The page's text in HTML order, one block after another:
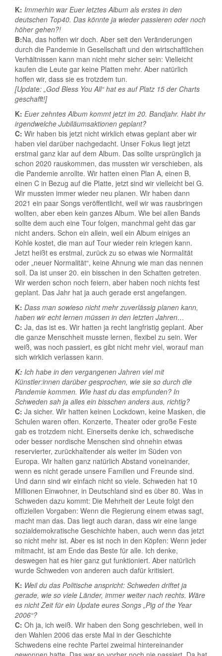
K: Immerhin war Euer letztes Album als erstes in den
deutschen Top40. Das könnte ja wieder passieren oder noch
höher gehen?!
B:Na, das hoffen wir doch. Aber seit den Veränderungen
durch die Pandemie in Gesellschaft und den wirtschaftlichen
Verhältnissen kann man nicht mehr sicher sein: Vielleicht
kaufen die Leute gar keine Platten mehr. Aber natürlich
hoffen wir, dass sie es trotzdem tun.
[Update: „God Bless You All“ hat es auf Platz 15 der Charts
geschafft!]
K: Euer zehntes Album kommt jetzt im 20. Bandjahr. Habt ihr
irgendwelche Jubiläumsaktionen geplant?
C: Wir haben bis jetzt nicht wirklich etwas geplant aber wir
haben viel darüber nachgedacht. Unser Fokus liegt jetzt
erstmal ganz klar auf dem Album. Das sollte ursprünglich ja
schon 2020 rauskommen, das mussten wir verschieben, als
die Pandemie anrollte. Wir hatten einen Plan A, einen B,
einen C in Bezug auf die Platte, jetzt sind wir vielleicht bei G.
Wir mussten immer wieder neu planen. Wir haben dann
2021 ein paar Songs veröffentlicht, weil wir was rausbringen
wollten, aber eben kein ganzes Album. Wie bei allen Bands
sollte dem auch eine Tour folgen, manchmal geht das gar
nicht anders. Schon ein allein, weil ein Album einiges an
Kohle kostet, die man auf Tour wieder rein kriegen kann.
Jetzt heißt es erstmal, zurück zu so etwas wie Normalität
oder „neuer Normalität“, keine Ahnung wie man das nennen
soll. Da ist unser 20. ein bisschen in den Schatten getreten.
Wir werden schon noch feiern, aber haben noch nichts fest
geplant. Das Jahr hat ja auch gerade erst angefangen.
K: Dass man sowieso nicht mehr zuverlässig planen kann,
haben wir echt lernen müssen in den letzten Jahren…
C: Ja, das ist es. Wir hatten ja recht langfristig geplant. Aber
die ganze Menschheit musste lernen, flexibel zu sein. Wer
weiß, was noch passiert, es gibt nicht mehr viel, worauf man
sich wirklich verlassen kann.
K: Ich habe in den vergangenen Jahren viel mit
Künstler:innen darüber gesprochen, wie sie so durch die
Pandemie kommen. Wie hast du das empfunden? In
Schweden sah ja alles ein bisschen anders aus, richtig?
C: Ja sicher. Wir hatten keinen Lockdown, keine Masken, die
Schulen waren offen. Konzerte, Theater oder große Feste
gab es trotzdem nicht. Einerseits denke ich, schwedische
oder besser nordische Menschen sind ohnehin etwas
reservierter, zurückhaltender als weiter im Süden von
Europa. Wir halten ganz natürlich Abstand voneinander,
wenn es nicht gerade unsere Familien und Freunde sind.
Und dann sind wir einfach nicht so viele. Schweden hat 10
Millionen Einwohner, in Deutschland sind es über 80. Was in
Schweden dazu kommt: Die Mehrheit der Leute folgt den
offiziellen Vorgaben: Wenn die Regierung einem etwas sagt,
macht man das. Das liegt auch daran, dass wir eine lange
sozialdemokratische Geschichte haben, auch wenn das jetzt
so nicht mehr ist. Aber es ist noch in den Köpfen: Wenn jeder
mitmacht, ist am Ende das Beste für alle. Ich denke,
deswegen hat es hier ganz gut funktioniert. Aber natürlich
wurde Schweden von anderen auch dafür kritisiert.
K: Weil du das Politische anspricht: Schweden driftet ja
gerade, wie so viele Länder, immer weiter nach rechts. Wäre
es nicht Zeit für ein Update eures Songs „Pig of the Year
2006“?
C: Oh ja, ich weiß. Wir haben den Song geschrieben, weil in
den Wahlen 2006 das erste Mal in der Geschichte
Schwedens eine rechte Partei zweimal hintereinander